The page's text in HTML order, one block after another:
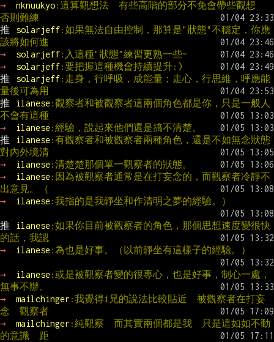
→
nknuukyo:這算觀想法　有些高階的部分不免會帶些觀想
否則難練
推
solarjeff:如果無法自由控制，那算是"狀態"不穩定，你應
該將如何進
→
solarjeff:入這種"狀態"練習更熟一些~
→
solarjeff:要把握這種機會持續提升:)
推
solarjeff:走身，行呼吸，成能量；走心，行思維，呼應能
量後可為用
推
ilanese:觀察者和被觀察者這兩個角色都是你，只是一般人
不會有這種
→
ilanese:經驗，說起來他們還是搞不清楚。
推
ilanese:有觀察者和被觀察者兩種角色，還是不如無念狀態
對內外境清
→
ilanese:清楚楚那個單一觀察者的狀態。
→
ilanese:因為被觀察者通常是在打妄念的，而觀察者冷靜不
出意見。（
→
ilanese:我指的是我靜坐和作清明之夢的經驗。）
推 ilanese:如果你目前被觀察者的角色，那個思想速度變很快
的話，我認
→
ilanese:為也是好事。（以前靜坐有這樣子的經驗。）
→ ilanese:或是被觀察者變的很專心，也是好事，制心一處，
無事不辦。
→
mailchinger :我覺得i兄的說法比較貼近  被觀察者在打妄
念  觀察者
→
mailchinger :純觀察  而其實兩個都是我  只是這如如不動
的意識  距